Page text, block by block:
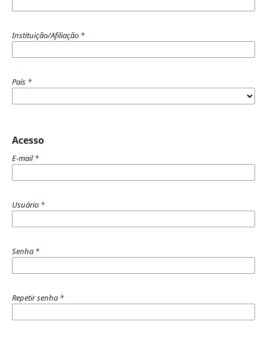
Instituição/Afiliação *
País *
Acesso
E-mail*
Usuário *
Senha *
Repetir senha *